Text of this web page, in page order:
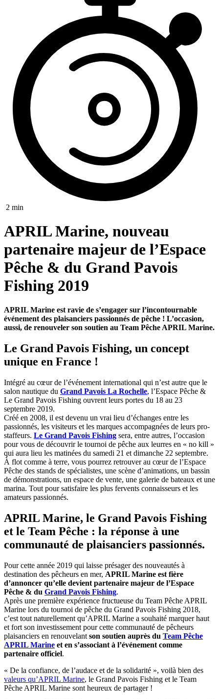
2 min
APRIL Marine, nouveau
partenaire majeur de l’Espace
Pêche & du Grand Pavois
Fishing 2019
APRIL Marine est ravie de s’engager sur l’incontournable
événement des plaisanciers passionnés de pêche ! L’occasion,
aussi, de renouveler son soutien au Team Pêche APRIL Marine.
Le Grand Pavois Fishing, un concept
unique en France !
Intégré au cœur de l’événement international qui n’est autre que le
salon nautique du Grand Pavois La Rochelle, l’Espace Pêche &
Le Grand Pavois Fishing ouvrent leurs portes du 18 au 23
septembre 2019.
Créé en 2008, il est devenu un vrai lieu d’échanges entre les
passionnés, les visiteurs et les marques accompagnées de leurs pro-
staffeurs. Le Grand Pavois Fishing sera, entre autres, l’occasion
pour vous de découvrir le tournoi de pêche aux leurres en « no kill »
qui aura lieu les matinées du samedi 21 et dimanche 22 septembre.
À flot comme à terre, vous pourrez retrouver au cœur de l’Espace
Pêche des stands de spécialistes, une scène d’animations, un bassin
de démonstrations, un espace de vente, une galerie de bateaux et une
marina. Tout pour satisfaire les plus fervents connaisseurs et les
amateurs passionnés.
APRIL Marine, le Grand Pavois Fishing
et le Team Pêche : la réponse à une
communauté de plaisanciers passionnés.
Pour cette année 2019 qui laisse présager des nouveautés à
destination des pêcheurs en mer, APRIL Marine est fière
d’annoncer qu’elle devient partenaire majeur de l’Espace
Pêche & du Grand Pavois Fishing.
Après une première expérience fructueuse du Team Pêche APRIL
Marine lors du tournoi de pêche du Grand Pavois Fishing 2018,
c’est tout naturellement qu’APRIL Marine a souhaité marquer haut
et fort son investissement pour cette communauté de pêcheurs
plaisanciers en renouvelant son soutien auprès du Team Pêche
APRIL Marine et en s’associant à l’événement comme
partenaire officiel.
« De la confiance, de l’audace et de la solidarité », voilà bien des
valeurs qu’APRIL Marine, le Grand Pavois Fishing et le Team
Pêche APRIL Marine sont heureux de partager !